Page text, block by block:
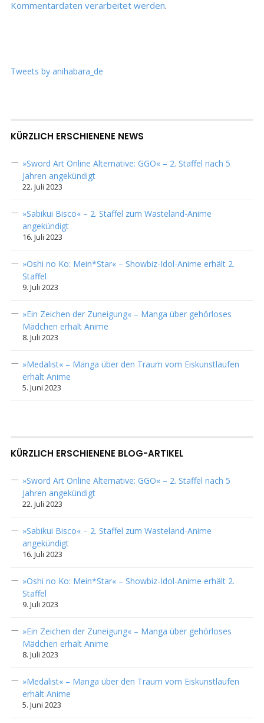
Kommentardaten verarbeitet werden.
Tweets by anihabara_de
KÜRZLICH ERSCHIENENE NEWS
»Sword Art Online Alternative: GGO« – 2. Staffel nach 5
Jahren angekündigt
22. Juli 2023
»Sabikui Bisco« – 2. Staffel zum Wasteland-Anime
angekündigt
16. Juli 2023
»Oshi no Ko: Mein*Star« – Showbiz-Idol-Anime erhält 2.
Staffel
9. Juli 2023
»Ein Zeichen der Zuneigung« – Manga über gehörloses
Mädchen erhält Anime
8. Juli 2023
»Medalist« – Manga über den Traum vom Eiskunstlaufen
erhält Anime
5. Juni 2023
KÜRZLICH ERSCHIENENE BLOG-ARTIKEL
»Sword Art Online Alternative: GGO« – 2. Staffel nach 5
Jahren angekündigt
22. Juli 2023
»Sabikui Bisco« – 2. Staffel zum Wasteland-Anime
angekündigt
16. Juli 2023
»Oshi no Ko: Mein*Star« – Showbiz-Idol-Anime erhält 2.
Staffel
9. Juli 2023
»Ein Zeichen der Zuneigung« – Manga über gehörloses
Mädchen erhält Anime
8. Juli 2023
»Medalist« – Manga über den Traum vom Eiskunstlaufen
erhält Anime
5. Juni 2023